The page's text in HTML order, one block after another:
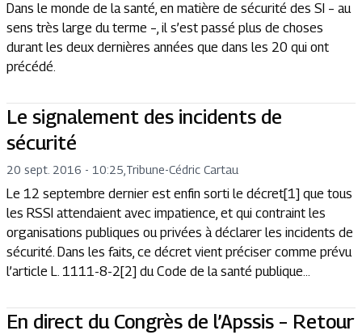
Dans le monde de la santé, en matière de sécurité des SI – au
sens très large du terme –, il s’est passé plus de choses
durant les deux dernières années que dans les 20 qui ont
précédé.
Le signalement des incidents de
sécurité
20 sept. 2016 - 10:25 Tribune-Cédric Cartau
Le 12 septembre dernier est enfin sorti le décret[1] que tous
les RSSI attendaient avec impatience, et qui contraint les
organisations publiques ou privées à déclarer les incidents de
sécurité. Dans les faits, ce décret vient préciser comme prévu
l’article L. 1111-8-2[2] du Code de la santé publique...
En direct du Congrès de l’Apssis – Retour